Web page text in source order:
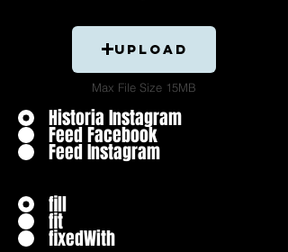
Upload
Max File Size 15MB
Historia Instagram
Feed Facebook
Feed Instagram
fill
fit
fixedWith